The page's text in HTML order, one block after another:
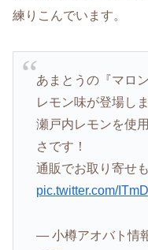
練りこんでいます。
あまとうの『マロ
レモン味が登場しま
瀬戸内レモンを使
さです！
通販でお取り寄せ
pic.twitter.com/
— 小樽アオバト情